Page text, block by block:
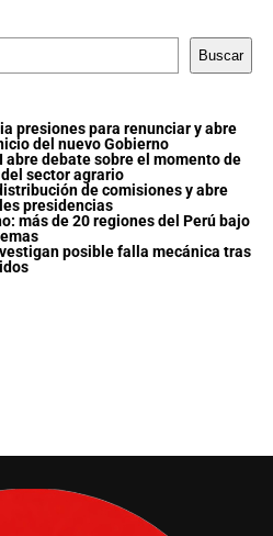
Buscar
presiones para renunciar y abre
del nuevo Gobierno
abre debate sobre el momento de
sector agrario
de comisiones y abre
presidencias
más de 20 regiones del Perú bajo
posible falla mecánica tras